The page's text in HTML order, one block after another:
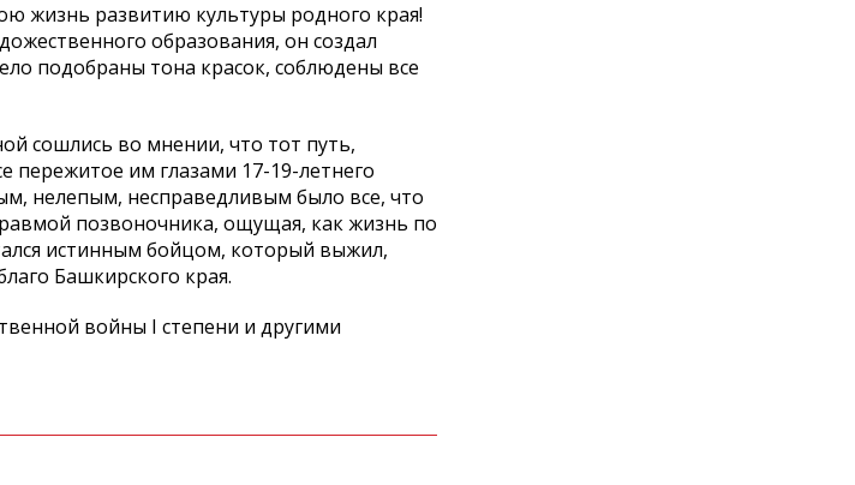
жизнь развитию культуры родного края!
образования, он создал
подобраны тона красок, соблюдены все
сошлись во мнении, что тот путь,
пережитое им глазами 17-19-летнего
нелепым, несправедливым было все, что
позвоночника, ощущая, как жизнь по
истинным бойцом, который выжил,
Башкирского края.
войны I cтепени и другими